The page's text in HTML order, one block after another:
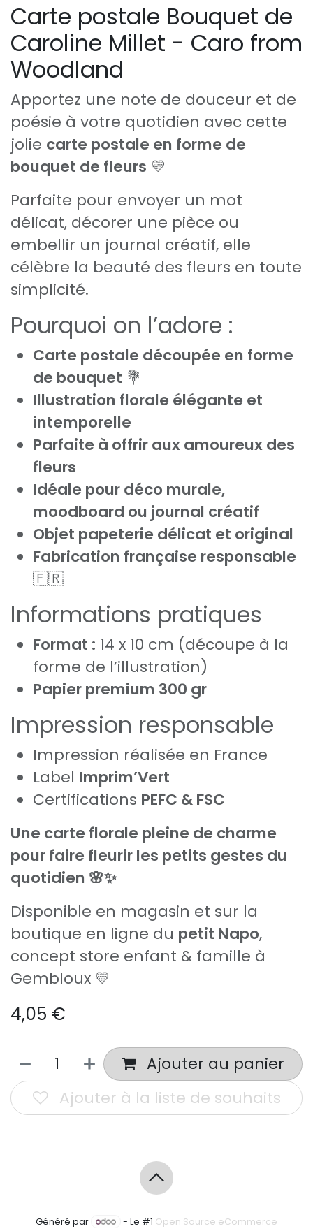
Carte postale Bouquet de
Caroline Millet - Caro from
Woodland
Apportez une note de douceur et de
poésie à votre quotidien avec cette
jolie carte postale en forme de
bouquet de fleurs 💛
Parfaite pour envoyer un mot
délicat, décorer une pièce ou
embellir un journal créatif, elle
célèbre la beauté des fleurs en toute
simplicité.
Pourquoi on l’adore :
Carte postale découpée en forme
de bouquet 💐
Illustration florale élégante et
intemporelle
Parfaite à offrir aux amoureux des
fleurs
Idéale pour déco murale,
moodboard ou journal créatif
Objet papeterie délicat et original
Fabrication française responsable
🇫🇷
Informations pratiques
Format : 14 x 10 cm (découpe à la
forme de l’illustration)
Papier premium 300 gr
Impression responsable
Impression réalisée en France
Label Imprim’Vert
Certifications PEFC & FSC
Une carte florale pleine de charme
pour faire fleurir les petits gestes du
quotidien 🌸✨
Disponible en magasin et sur la
boutique en ligne du petit Napo,
concept store enfant & famille à
Gembloux 💛
4,05 €
Ajouter au panier
Ajouter à la liste de souhaits
Généré par - Le #1 Open Source eCommerce